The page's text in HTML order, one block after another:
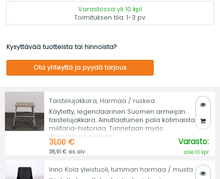
Varastossa yli 10 kpl
Toimituksen tila:1-3 pv
Kysyttävää tuotteista tai hinnoista?
Ota yhteyttä ja pyydä tarjous
Taistelujakkara, Harmaa / ruskea
Käytetty, legendaarinen Suomen armeijan
taistelujakkara. Ainutlaatuinen pala kotimaista
militaria-historiaa. Tunnetaan myös
Jäkkijakkara nimellä.
31,00 €
38,91 € sis. alv
Varasto:
alle 10 kpl
Inno Kola yleistuoli, tumman harmaa / musta